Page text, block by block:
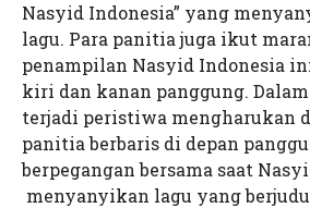
Nasyid Indonesia” yang
lagu. Para panitia juga ikut
penampilan Nasyid Indonesia
kiri dan kanan panggung.
terjadi peristiwa mengharukan
panitia berbaris di depan
berpegangan bersama saat
menyanyikan lagu yang